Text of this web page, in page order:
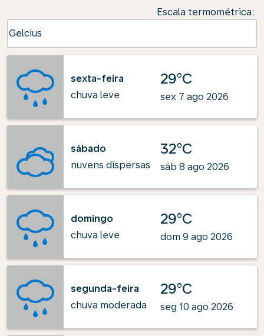
Escala termométrica:
Celcius
keyboard_arrow_down
sexta-feira
chuva leve
29°C
sex 7 ago 2026
sábado
nuvens dispersas
32°C
sáb 8 ago 2026
domingo
chuva leve
29°C
dom 9 ago 2026
segunda-feira
chuva moderada
29°C
seg 10 ago 2026